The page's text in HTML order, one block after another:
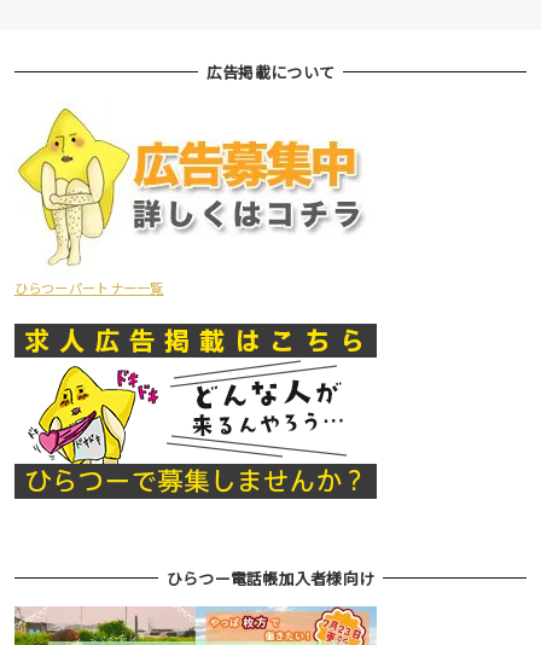
広告掲載について
ひらつーパートナー一覧
ひらつー電話帳加入者様向け